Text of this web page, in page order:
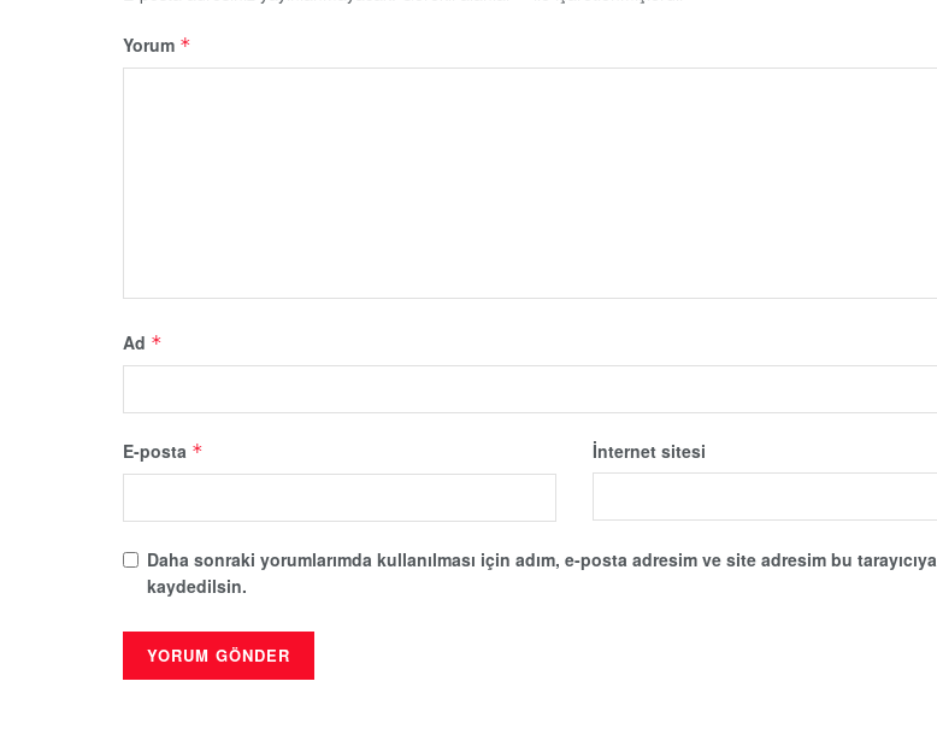
Yorum *
Ad *
E-posta * İnternet sitesi
Daha sonraki yorumlarımda kullanılması için adım, e-posta adresim ve site adresim bu tarayıcıya
kaydedilsin.